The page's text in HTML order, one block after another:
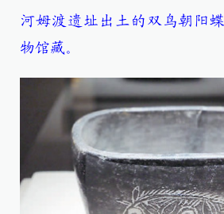
河姆渡遗址出土的双鸟朝阳
物馆藏。